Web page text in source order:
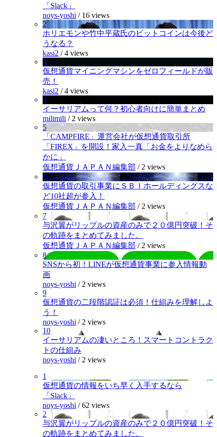
「Slack」
noys-yoshi / 16 views
2
ホリエモンや竹中平蔵氏のビットコインは今後ど
うなる？
kasi2 /4 views
3
仮想通貨マイニングマシンをゼロフィールドが販
売！
kasi2 /4 views
4
イーサリアムって何？初心者向けに簡単まとめ
milimili / 2 views
5
「CAMPFIRE」運営会社が仮想通貨取引所
「FIREX」を開設！家入一真「お金をよりなめら
かに」
仮想通貨ＪＡＰＡＮ編集部 / 2 views
6
仮想通貨の取引事業にＳＢＩホールディングスな
ど10社超が参入！
仮想通貨ＪＡＰＡＮ編集部 / 2 views
7
与沢翼がリップルの資産のみで２０億円突破！そ
の軌跡をまとめてみました。
仮想通貨ＪＡＰＡＮ編集部 / 2 views
8
SNSから初！LINEが仮想通貨事業に参入情報動
画
noys-yoshi / 2 views
9
仮想通貨の二段階認証は必須！仕組みを理解しよ
う！
noys-yoshi / 2 views
10
イーサリアムの凄いところ！スマートコントラク
トの仕組み
noys-yoshi / 2 views
1
仮想通貨の情報をいち早く入手するなら
「Slack」
noys-yoshi /62 views
2
与沢翼がリップルの資産のみで２０億円突破！そ
の軌跡をまとめてみました。